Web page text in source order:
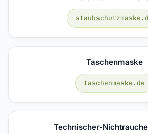
Taschenmaske
taschenmaske.de
Technischer-